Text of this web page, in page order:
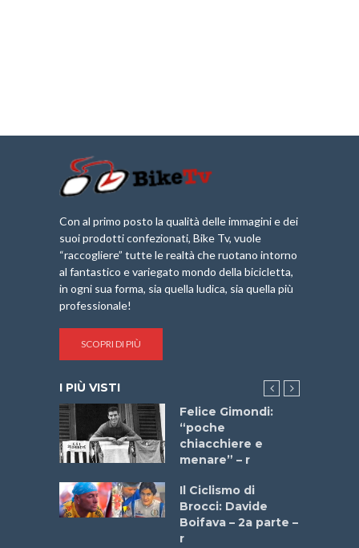
Con al primo posto la qualità delle immagini e dei
suoi prodotti confezionati, Bike Tv, vuole
“raccogliere” tutte le realtà che ruotano intorno
al fantastico e variegato mondo della bicicletta,
in ogni sua forma, sia quella ludica, sia quella più
professionale!
SCOPRI DI PIÙ
I PIÙ VISTI
Felice Gimondi:
“poche
chiacchiere e
menare” – r
Il Ciclismo di
Brocci: Davide
Boifava – 2a parte –
r